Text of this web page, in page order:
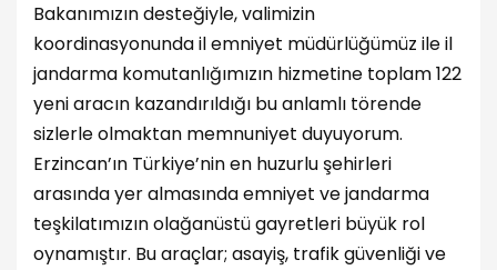
Bakanımızın desteğiyle, valimizin
koordinasyonunda il emniyet müdürlüğümüz ile il
jandarma komutanlığımızın hizmetine toplam 122
yeni aracın kazandırıldığı bu anlamlı törende
sizlerle olmaktan memnuniyet duyuyorum.
Erzincan’ın Türkiye’nin en huzurlu şehirleri
arasında yer almasında emniyet ve jandarma
teşkilatımızın olağanüstü gayretleri büyük rol
oynamıştır. Bu araçlar; asayiş, trafik güvenliği ve